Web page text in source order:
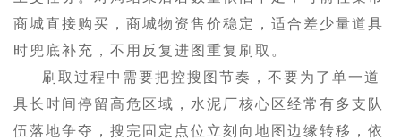
商城直接购买，商城物资售价稳定，适合差少量道具
时兜底补充，不用反复进图重复刷取。
刷取过程中需要把控搜图节奏，不要为了单一道
具长时间停留高危区域，水泥厂核心区经常有多支队
伍落地争夺，搜完固定点位立刻向地图边缘转移，依